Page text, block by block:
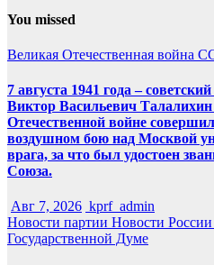
You missed
Великая Отечественная война
7 августа 1941 года –
Виктор Васильевич
Отечественной войне
воздушном бою над Москвой
врага, за что был удостоен
Союза.
Авг 7, 2026 kprf_admin
Новости партии Новости России
Государственной Думе